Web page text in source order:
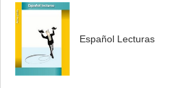
Español Lecturas